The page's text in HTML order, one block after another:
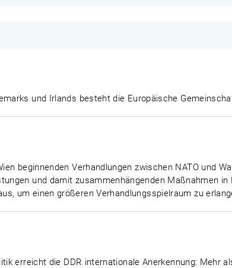
und Irlands besteht die Europäische
beginnenden Verhandlungen zwischen NATO und
und damit zusammenhängenden Maßnahmen in
um einen größeren Verhandlungsspielraum zu
erreicht die DDR internationale Anerkennung: Mehr